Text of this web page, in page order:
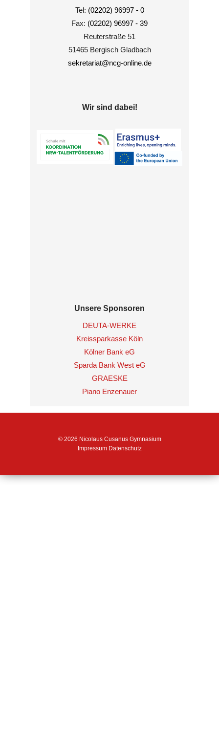
Tel: (02202) 96997 - 0
Fax: (02202) 96997 - 39
Reuterstraße 51
51465 Bergisch Gladbach
sekretariat@ncg-online.de
Wir sind dabei!
Unsere Sponsoren
DEUTA-WERKE
Kreissparkasse Köln
Kölner Bank eG
Sparda Bank West eG
GRAESKE
Piano Enzenauer
© 2026 Nicolaus Cusanus Gymnasium
Impressum Datenschutz